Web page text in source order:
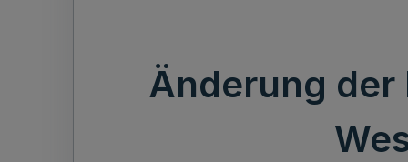
Änderung der